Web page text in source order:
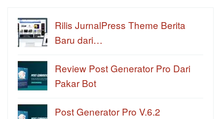
Rilis JurnalPress Theme Berita
Baru dari…
Review Post Generator Pro Dari
Pakar Bot
Post Generator Pro V.6.2